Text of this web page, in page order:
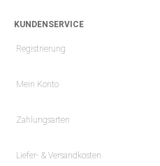
KUNDENSERVICE
Registrierung
Mein Konto
Zahlungsarten
Liefer- & Versandkosten